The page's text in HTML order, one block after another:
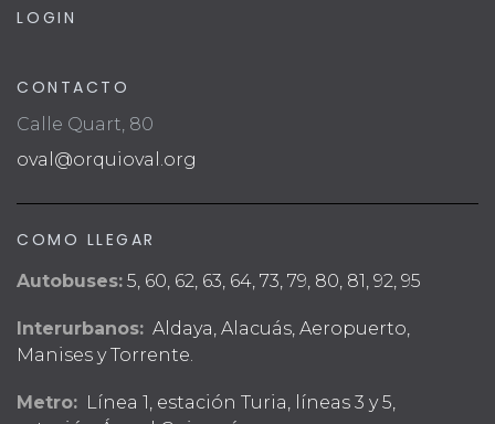
LOGIN
CONTACTO
Calle Quart, 80
oval@orquioval.org
COMO LLEGAR
Autobuses: 5, 60, 62, 63, 64, 73, 79, 80, 81, 92, 95
Interurbanos: Aldaya, Alacuás, Aeropuerto,
Manises y Torrente.
Metro: Línea 1, estación Turia, líneas 3 y 5,